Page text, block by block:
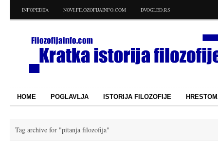
INFOPEDIJA NOVI.FILOZOFIJAINFO.COM DVOGLED.RS
HOME POGLAVLJA ISTORIJA FILOZOFIJE
Tag archive for "pitanja filozofija"